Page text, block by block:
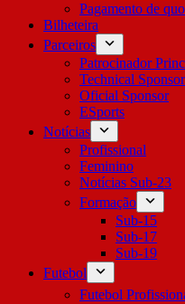
Pagamento de
Bilheteira
Parceiros
Patrocinador
Technical Sponsor
Oficial Sponsor
ESports
Notícias
Profissional
Feminino
Notícias Sub-23
Formação
Sub-15
Sub-17
Sub-19
Futebol
Futebol